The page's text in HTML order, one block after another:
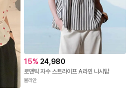
15% 24,980
로맨틱 자수 스트라이프 A라인 나시탑
뮬리안